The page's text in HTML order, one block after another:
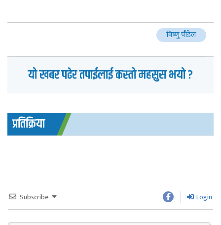
विष्णु पौडेल
यो खबर पढेर तपाईलाई कस्तो महसुस भयो ?
प्रतिक्रिया
Subscribe Login